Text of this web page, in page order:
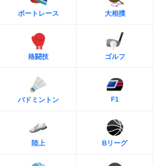
ボートレース 大相撲
格闘技 ゴルフ
バドミントン F1
陸上 Bリーグ